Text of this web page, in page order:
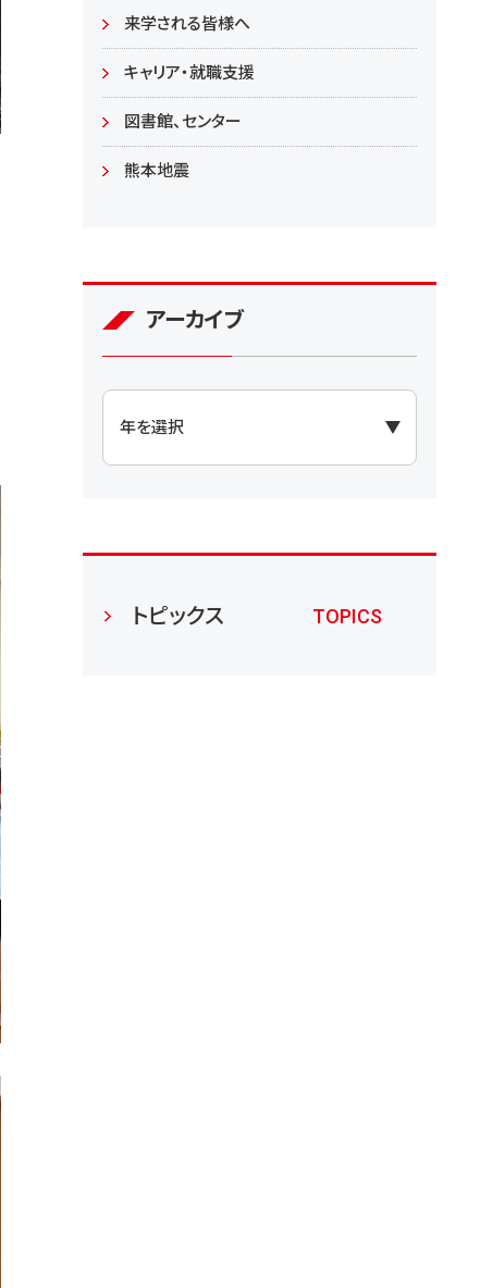
学部
大学院
来学される皆様へ
キャリア・就職支援
図書館、センター
熊本地震
アーカイブ
トピックス TOPICS